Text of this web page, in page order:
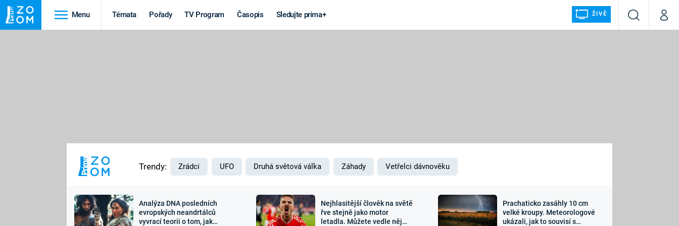
Menu Témata Pořady TV Program Časopis Sledujte prima+ ŽIVĚ
VyhledáváníMůj
MARS
Výročí
Záhady a
Zajímavosti Sledujte nás
Trendy: Zrádci UFO Druhá světová válka Záhady Vetřelci dávnověku
Analýza DNA posledních
evropských neandrtálců
vyvrací teorii o tom, jak
Nejhlasitější člověk na světě
řve stejně jako motor
letadla. Můžete vedle něj
Prachaticko zasáhly 10 cm
velké kroupy. Meteorologové
ukázali, jak to souvisí s